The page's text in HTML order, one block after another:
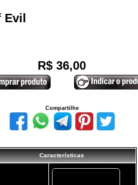
R$ 36,00
Compartilhe
Características